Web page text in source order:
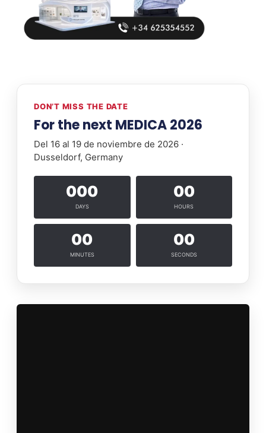
DON’T MISS THE DATE
For the next MEDICA 2026
Del 16 al 19 de noviembre de 2026 ·
Dusseldorf, Germany
000
DAYS
00
HOURS
00
MINUTES
00
SECONDS